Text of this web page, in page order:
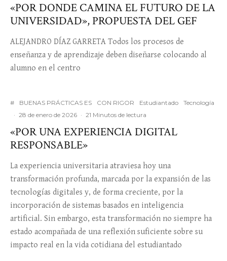
«POR DONDE CAMINA EL FUTURO DE LA
UNIVERSIDAD», PROPUESTA DEL GEF
ALEJANDRO DÍAZ GARRETA Todos los procesos de
enseñanza y de aprendizaje deben diseñarse colocando al
alumno en el centro
# BUENAS PRÁCTICAS ES CON RIGOR Estudiantado
Tecnología
· 28 de enero de 2026 · 21 Minutos de lectura
«POR UNA EXPERIENCIA DIGITAL
RESPONSABLE»
La experiencia universitaria atraviesa hoy una
transformación profunda, marcada por la expansión de las
tecnologías digitales y, de forma creciente, por la
incorporación de sistemas basados en inteligencia
artificial. Sin embargo, esta transformación no siempre ha
estado acompañada de una reflexión suficiente sobre su
impacto real en la vida cotidiana del estudiantado